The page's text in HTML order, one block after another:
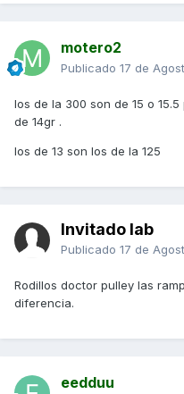
motero2
Publicado 17 de
los de la 300 son de 15 o
de 14gr .
los de 13 son los de la 125
Invitado lab
Publicado 17 de
Rodillos doctor pulley las
diferencia.
eedduu